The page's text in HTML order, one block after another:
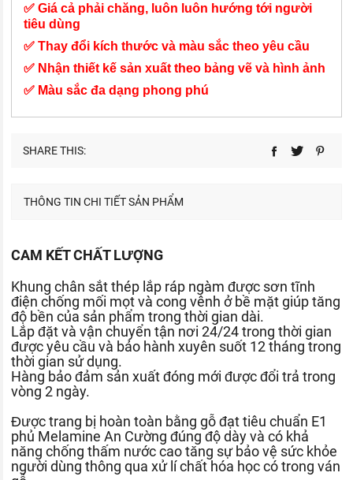
✅ Giá cả phải chăng, luôn luôn hướng tới người
tiêu dùng
✅ Thay đổi kích thước và màu sắc theo yêu cầu
✅ Nhận thiết kế sản xuất theo bảng vẽ và hình ảnh
✅ Màu sắc đa dạng phong phú
SHARE THIS:
THÔNG TIN CHI TIẾT SẢN PHẨM
CAM KẾT CHẤT LƯỢNG
Khung chân sắt thép lắp ráp ngàm được sơn tĩnh
điện chống mối mọt và cong vênh ở bề mặt giúp tăng
độ bền của sản phẩm trong thời gian dài.
Lắp đặt và vận chuyển tận nơi 24/24 trong thời gian
được yêu cầu và bảo hành xuyên suốt 12 tháng trong
thời gian sử dụng.
Hàng bảo đảm sản xuất đóng mới được đổi trả trong
vòng 2 ngày.
Được trang bị hoàn toàn bằng gỗ đạt tiêu chuẩn E1
phủ Melamine An Cường đúng độ dày và có khả
năng chống thấm nước cao tăng sự bảo vệ sức khỏe
người dùng thông qua xử lí chất hóa học có trong ván